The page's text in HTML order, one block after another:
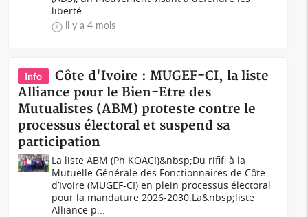
liberté...
il y a 4 mois
Info
Côte d'Ivoire : MUGEF-CI, la liste
Alliance pour le Bien-Etre des
Mutualistes (ABM) proteste contre le
processus électoral et suspend sa
participation
La liste ABM (Ph KOACI)&nbsp;Du rififi à la
Mutuelle Générale des Fonctionnaires de Côte
d’Ivoire (MUGEF-CI) en plein processus électoral
pour la mandature 2026-2030.La&nbsp;liste
Alliance p...